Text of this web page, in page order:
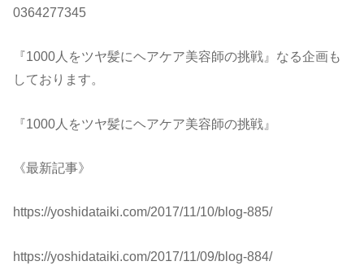
0364277345
『1000人をツヤ髪にヘアケア美容師の挑戦』なる企画も
しております。
『1000人をツヤ髪にヘアケア美容師の挑戦』
《最新記事》
https://yoshidataiki.com/2017/11/10/blog-885/
https://yoshidataiki.com/2017/11/09/blog-884/